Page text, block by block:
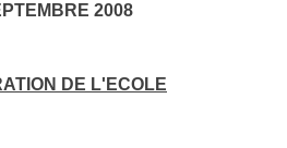
2008
DE L'ECOLE